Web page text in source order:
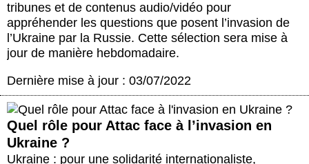
tribunes et de contenus audio/vidéo pour
appréhender les questions que posent l’invasion de
l’Ukraine par la Russie. Cette sélection sera mise à
jour de manière hebdomadaire.
Dernière mise à jour : 03/07/2022
Quel rôle pour Attac face à l’invasion en
Ukraine ?
Ukraine : pour une solidarité internationaliste,